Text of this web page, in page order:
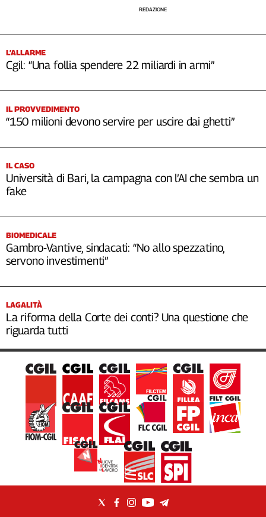
La
redazione
Newsletter
REDAZIONE
L’ALLARME
Cgil: “Una follia spendere 22 miliardi in armi”
IL PROVVEDIMENTO
“150 milioni devono servire per uscire dai ghetti”
IL CASO
Università di Bari, la campagna con l’AI che sembra un
fake
BIOMEDICALE
Gambro-Vantive, sindacati: “No allo spezzatino,
servono investimenti”
LAGALITÀ
La riforma della Corte dei conti? Una questione che
riguarda tutti